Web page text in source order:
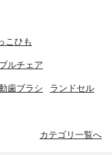
こひも
ルチェア
歯ブラシ ランドセル
カテゴリ一覧へ